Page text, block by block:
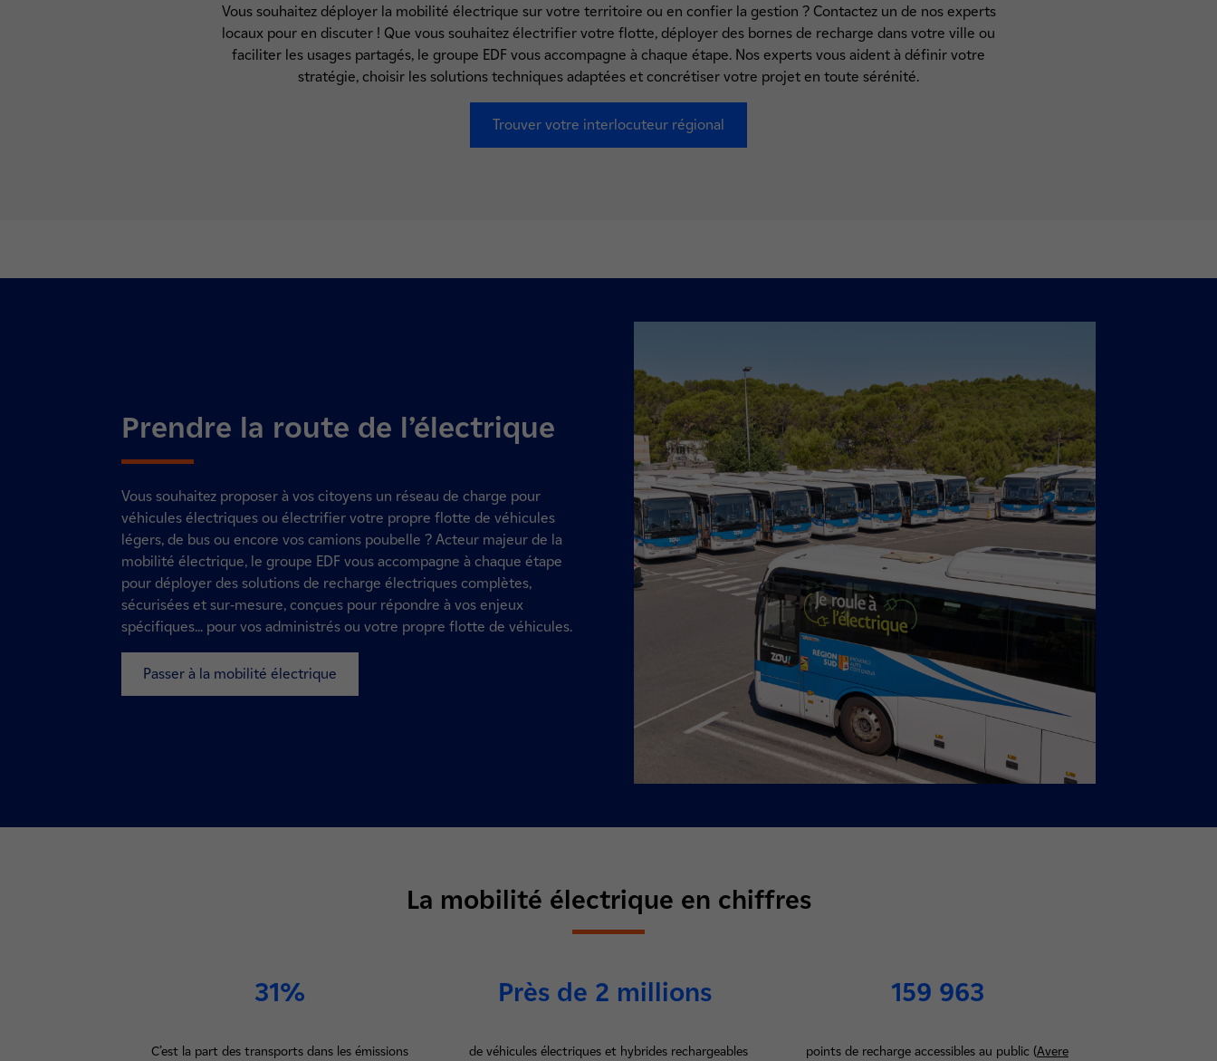
Vous souhaitez déployer la mobilité électrique sur votre territoire ou en confier la gestion ? Contactez un de nos experts
locaux pour en discuter ! Que vous souhaitez électrifier votre flotte, déployer des bornes de recharge dans votre ville ou
faciliter les usages partagés, le groupe EDF vous accompagne à chaque étape. Nos experts vous aident à définir votre
stratégie, choisir les solutions techniques adaptées et concrétiser votre projet en toute sérénité.
Trouver votre interlocuteur régional
Prendre la route de l’électrique
Vous souhaitez proposer à vos citoyens un réseau de charge pour
véhicules électriques ou électrifier votre propre flotte de véhicules
légers, de bus ou encore vos camions poubelle ? Acteur majeur de la
mobilité électrique, le groupe EDF vous accompagne à chaque étape
pour déployer des solutions de recharge électriques complètes,
sécurisées et sur-mesure, conçues pour répondre à vos enjeux
spécifiques... pour vos administrés ou votre propre flotte de véhicules.
Passer à la mobilité électrique
La mobilité électrique en chiffres
31%
C’est la part des transports dans les émissions
Près de 2 millions
de véhicules électriques et hybrides rechargeables
159 963
points de recharge accessibles au public (Avere